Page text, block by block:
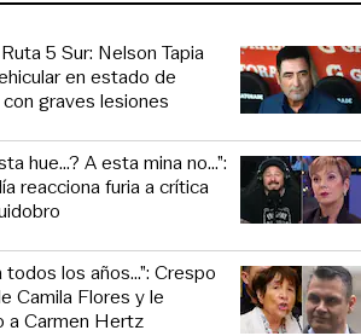
5 Sur: Nelson Tapia
en estado de
graves lesiones
hue...? A esta mina no...”:
reacciona furia a crítica
los años...”: Crespo
Camila Flores y le
a Carmen Hertz